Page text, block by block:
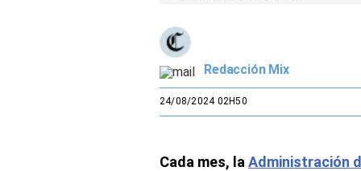
Redacción Mix
24/08/2024 02H50
Cada mes, la Administración